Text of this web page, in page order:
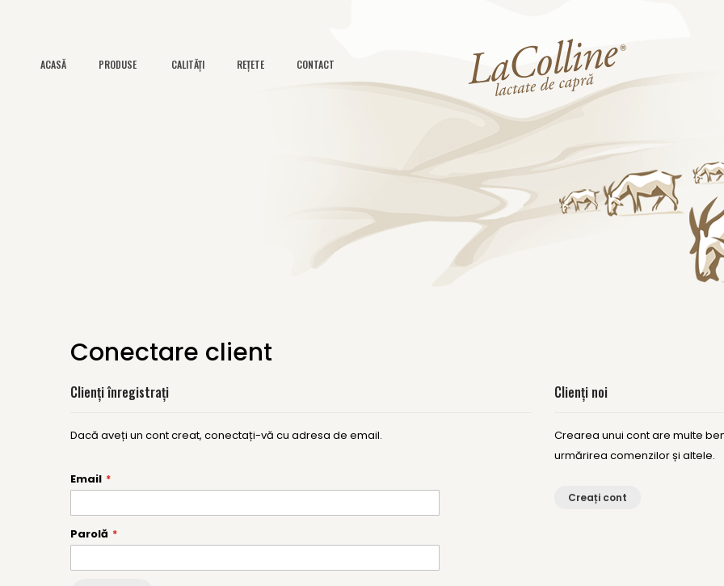
ACASĂ PRODUSE CALITĂȚI REȚETE CONTACT
Conectare client
Clienți înregistrați
Dacă aveți un cont creat, conectați-vă cu adresa de email.
Email
Parolă
Clienți noi
Crearea unui cont are multe
urmărirea comenzilor și altele.
Creați cont